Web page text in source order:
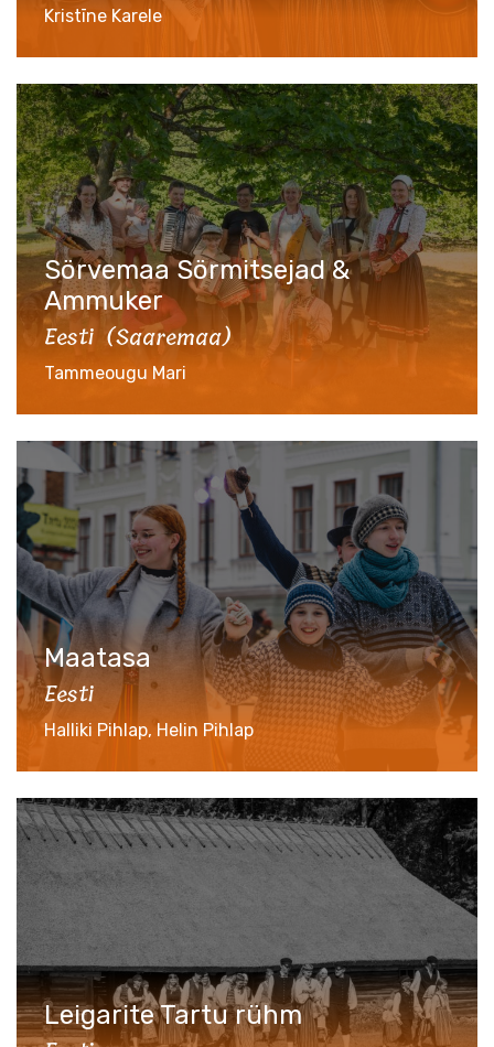
Kristīne Karele
Sörvemaa Sörmitsejad &
Ammuker
Eesti (Saaremaa)
Tammeougu Mari
Maatasa
Eesti
Halliki Pihlap, Helin Pihlap
Leigarite Tartu rühm